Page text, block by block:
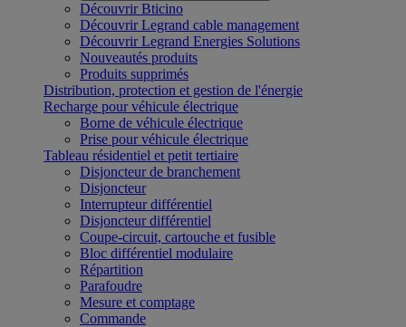
Découvrir Bticino
Découvrir Legrand cable management
Découvrir Legrand Energies Solutions
Nouveautés produits
Produits supprimés
Distribution, protection et gestion de l'énergie
Recharge pour véhicule électrique
Borne de véhicule électrique
Prise pour véhicule électrique
Tableau résidentiel et petit tertiaire
Disjoncteur de branchement
Disjoncteur
Interrupteur différentiel
Disjoncteur différentiel
Coupe-circuit, cartouche et fusible
Bloc différentiel modulaire
Répartition
Parafoudre
Mesure et comptage
Commande